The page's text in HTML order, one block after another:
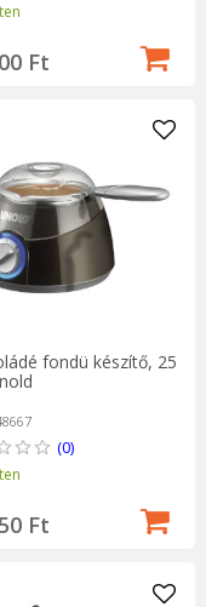
Ft
fondü készítő, 25
(0)
Ft